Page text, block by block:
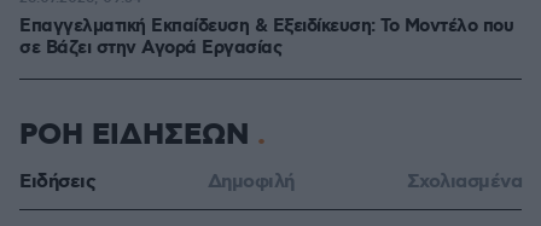
Επαγγελματική Εκπαίδευση & Εξειδίκευση: Το Mοντέλο που
σε Bάζει στην Aγορά Eργασίας
ΡΟΗ ΕΙΔΗΣΕΩΝ
Ειδήσεις Δημοφιλή Σχολιασμένα